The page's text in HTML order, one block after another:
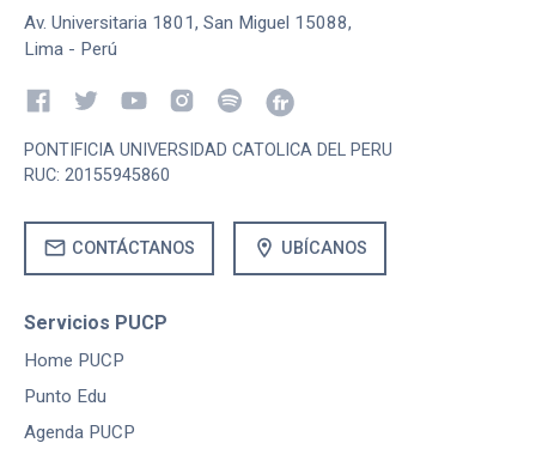
Av. Universitaria 1801, San Miguel 15088,
Lima - Perú
PONTIFICIA UNIVERSIDAD CATOLICA DEL PERU
RUC: 20155945860
mail CONTÁCTANOS location_on UBÍCANOS
Servicios PUCP
Home PUCP
Punto Edu
Agenda PUCP